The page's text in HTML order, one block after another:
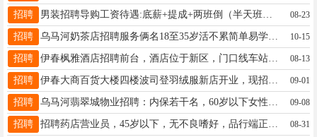
招聘 08-23
招聘 乌马河奶茶店招聘服务俩名18至35岁活不累简单易学电话15645886685魏女士15645886685 10-15
招聘 伊春枫雅酒店招聘前台，酒店位于新区，门口线车站点1线.8线.5线.10线.13线，底薪3000元+200元满勤+房间提成，每间房都有提成综合薪资3600-4000元，中午有员工餐。晚上值班有饭补。上一休一坐岗有工作餐有独立值班室，有工作经验酒店老板事少联系电话18645848663徐经理18645848663 08-13
招聘 09-01
招聘 09-08
招聘 08-31